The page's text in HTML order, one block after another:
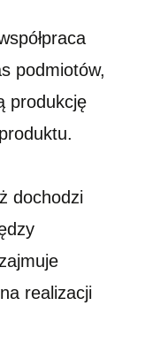
podmiotów,
produkcję
dochodzi
realizacji